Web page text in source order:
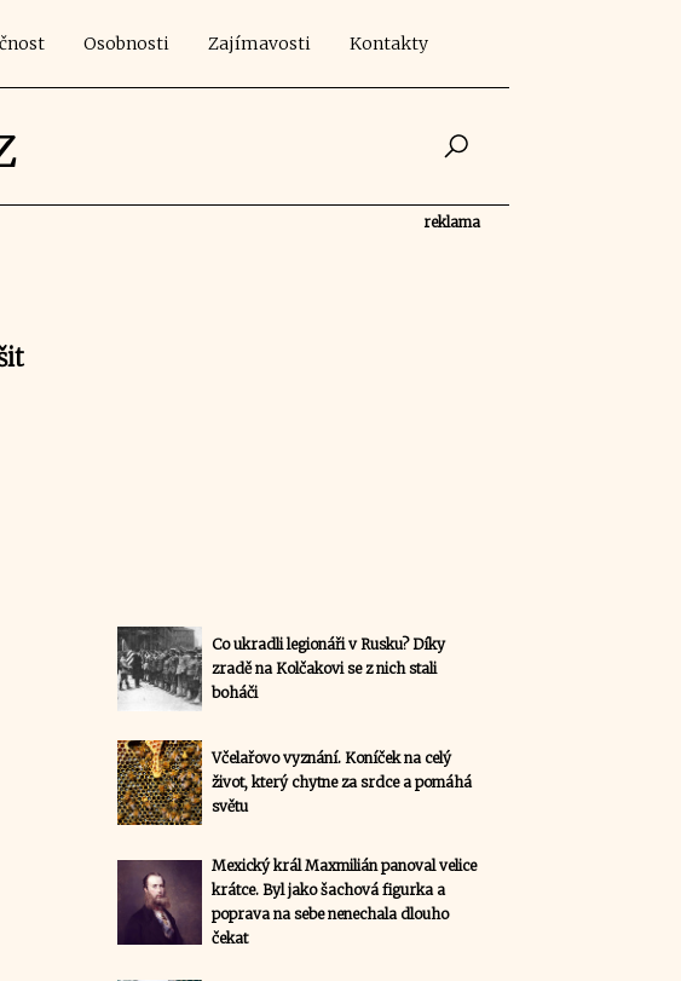
Osobnosti Zajímavosti Kontakty
reklama
Co ukradli legionáři v Rusku? Díky
zradě na Kolčakovi se z nich stali
boháči
Včelařovo vyznání. Koníček na celý
život, který chytne za srdce a pomáhá
světu
Mexický král Maxmilián panoval velice
krátce. Byl jako šachová figurka a
poprava na sebe nenechala dlouho
čekat